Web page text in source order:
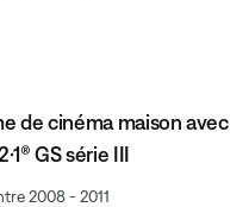
de cinéma maison avec
GS série III
2008 - 2011